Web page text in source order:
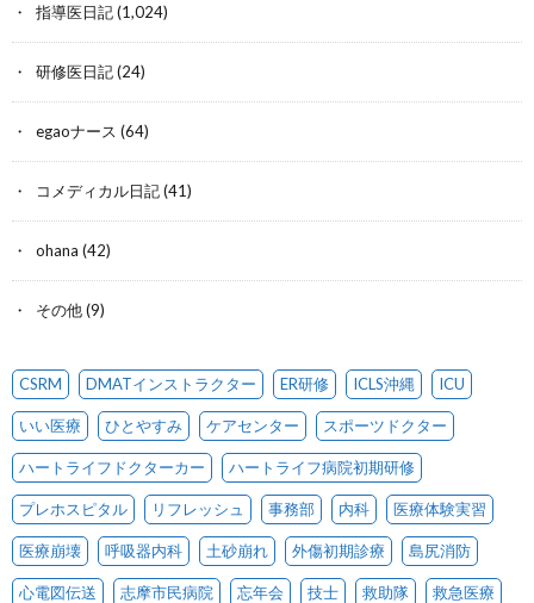
指導医日記(1,024)
研修医日記(24)
egaoナース (64)
コメディカル日記(41)
ohana (42)
その他(9)
CSRM DMATインストラクター ER研修 ICLS沖縄 ICU
いい医療 ひとやすみ ケアセンター スポーツドクター
ハートライフドクターカー ハートライフ病院初期研修
プレホスピタル リフレッシュ 事務部 内科 医療体験実習
医療崩壊 呼吸器内科 土砂崩れ 外傷初期診療 島尻消防
心電図伝送 志摩市民病院 忘年会 技士 救助隊 救急医療